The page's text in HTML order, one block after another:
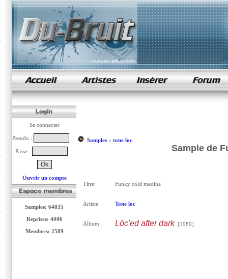
samples de rap
Se connecter
Pseudo :
Passe :
Ouvrir un compte
Samples: 64835
Reprises: 4006
Membres: 2589
Samples» tone loc
Sample de
Titre: Funky cold medina
Artiste: Tone loc
Album: Lōc'ed after dark[1989]